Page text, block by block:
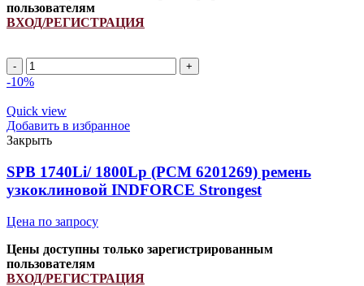
пользователям
ВХОД/РЕГИСТРАЦИЯ
SPB
1540Li/
(РСМ
6201387)
ремень
узкоклиновой
INDFORCE
Strongest
quantity
-10%
Quick view
Добавить в избранное
Закрыть
SPB 1740Li/ 1800Lp (PCM 6201269) ремень
узкоклиновой INDFORCE Strongest
Цена по запросу
Цены доступны только зарегистрированным
пользователям
ВХОД/РЕГИСТРАЦИЯ